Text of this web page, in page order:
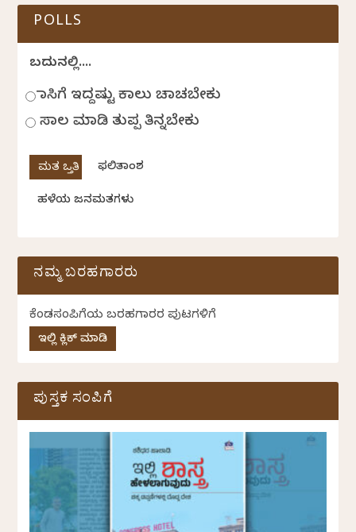
POLLS
ಬದುಕಿನಲ್ಲಿ....
ಹಾಸಿಗೆ ಇದ್ದಷ್ಟು ಕಾಲು ಚಾಚಬೇಕು
ಸಾಲ ಮಾಡಿ ತುಪ್ಪ ತಿನ್ನಬೇಕು
ಫಲಿತಾಂಶ
ಹಳೆಯ ಜನಮತಗಳು
ನಮ್ಮ ಬರಹಗಾರರು
ಕೆಂಡಸಂಪಿಗೆಯ ಬರಹಗಾರರ ಪುಟಗಳಿಗೆ
ಇಲ್ಲಿ ಕ್ಲಿಕ್ ಮಾಡಿ
ಪುಸ್ತಕ ಸಂಪಿಗೆ